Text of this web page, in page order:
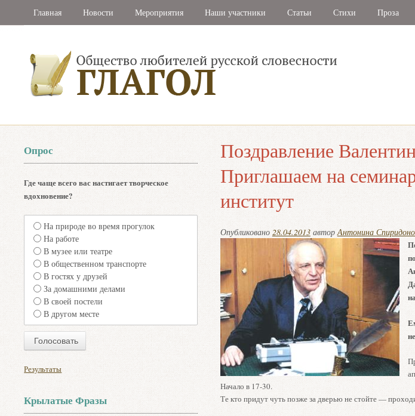
Главная Новости Мероприятия Наши участники Статьи Стихи Проза
Поздравление
Приглашаем на
институт
Опубликовано 28.04.2013авторАнтонина
Начало в 17-30.
Те кто придут чуть позже за дверью не стойте —
Опрос
Где чаще всего вас настигает творческое
вдохновение?
На природе во время прогулок
На работе
В музее или театре
В общественном транспорте
В гостях у друзей
За домашними делами
В своей постели
В другом месте
Результаты
Крылатые Фразы